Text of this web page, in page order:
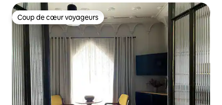
Coup de cœur voyageurs
Coup de cœur voyageurs